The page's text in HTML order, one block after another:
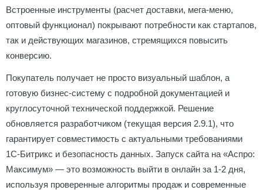
Встроенные инструменты (расчет доставки, мега-меню,
оптовый функционал) покрывают потребности как стартапов,
так и действующих магазинов, стремящихся повысить
конверсию.
Покупатель получает не просто визуальный шаблон, а
готовую бизнес-систему с подробной документацией и
круглосуточной технической поддержкой. Решение
обновляется разработчиком (текущая версия 2.9.1), что
гарантирует совместимость с актуальными требованиями
1С-Битрикс и безопасность данных. Запуск сайта на «Аспро:
Максимум» — это возможность выйти в онлайн за 1-2 дня,
используя проверенные алгоритмы продаж и современные